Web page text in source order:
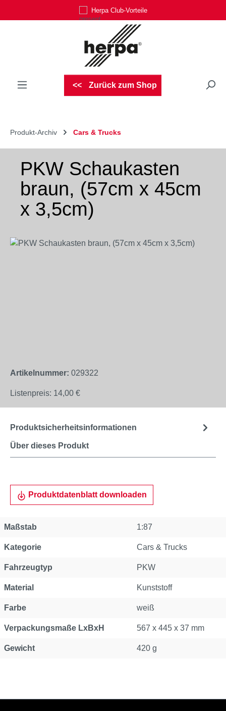
Zum Hauptinhalt springenHerpa Club-Vorteile
Zurück zum Shop
Produkt-Archiv Cars & Trucks
PKW Schaukasten
braun, (57cm x 45cm
x 3,5cm)
Bildergalerie überspringen
Artikelnummer: 029322
Listenpreis: 14,00 €
Über dieses Produkt
Produktsicherheitsinformationen
Produktdatenblatt downloaden
Maßstab 1:87
Kategorie Cars & Trucks
Fahrzeugtyp PKW
Material Kunststoff
Farbe weiß
Verpackungsmaße LxBxH 567 x 445 x 37 mm
Gewicht 420 g